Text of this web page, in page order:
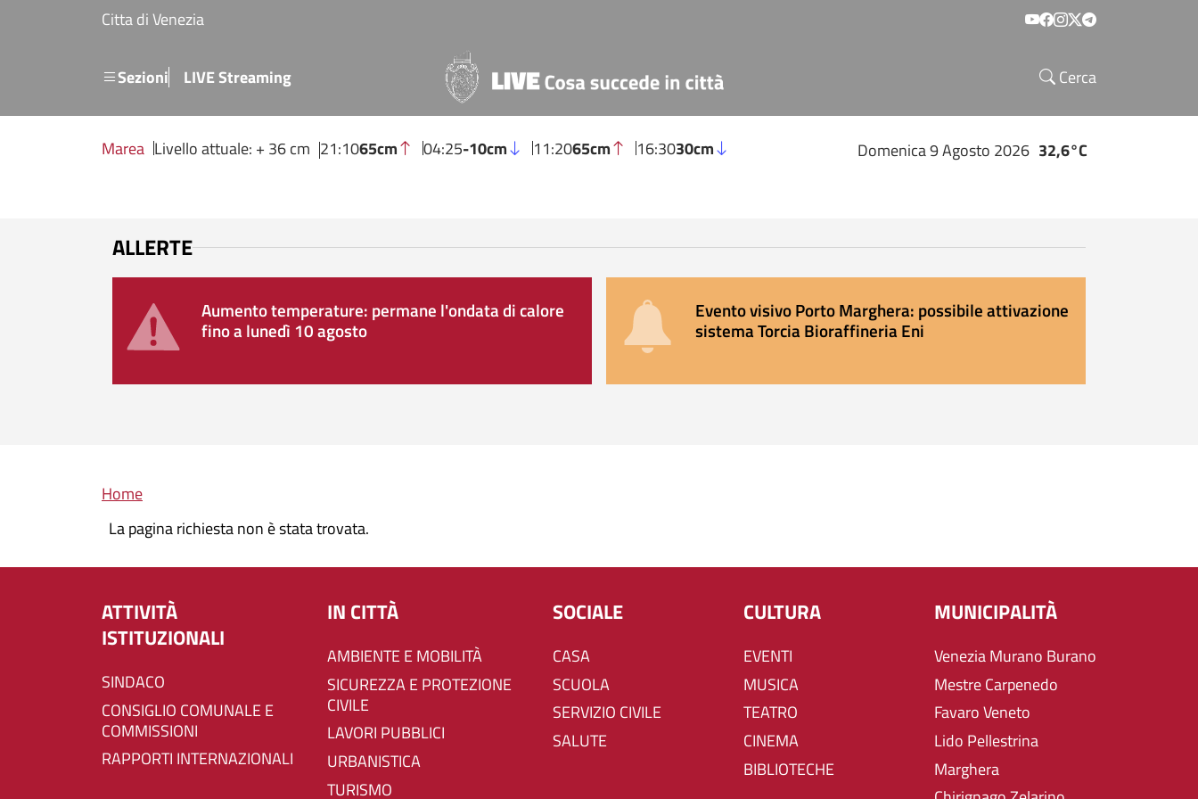
Salta al contenuto principale
Citta di Venezia Social menu
SezioniMenu secondario
LIVE Streaming Cerca
Marea Livello attuale: + 36 cm 21:1065cm 04:25-10cm 11:2065cm 16:3030cm Domenica 9 Agosto 2026 32,6°C
ALLERTE
Aumento temperature: permane l'ondata di calore
fino a lunedì 10 agosto
Evento visivo Porto Marghera: possibile attivazione
sistema Torcia Bioraffineria Eni
Briciole di pane
Home
La pagina richiesta non è stata trovata.
ATTIVITÀ
ISTITUZIONALI
SINDACO
CONSIGLIO COMUNALE E
COMMISSIONI
RAPPORTI INTERNAZIONALI
IN CITTÀ
AMBIENTE E MOBILITÀ
SICUREZZA E PROTEZIONE
CIVILE
LAVORI PUBBLICI
URBANISTICA
TURISMO
SOCIALE
CASA
SCUOLA
SERVIZIO CIVILE
SALUTE
CULTURA
EVENTI
MUSICA
TEATRO
CINEMA
BIBLIOTECHE
MUNICIPALITÀ
Venezia Murano Burano
Mestre Carpenedo
Favaro Veneto
Lido Pellestrina
Marghera